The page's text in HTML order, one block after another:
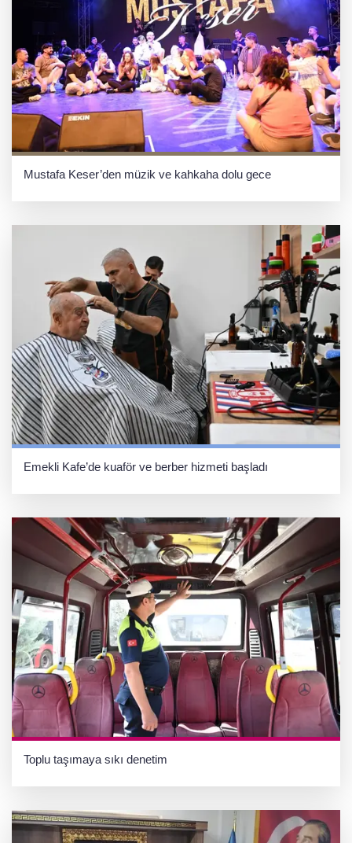
Mustafa Keser’den müzik ve kahkaha dolu gece
Emekli Kafe’de kuaför ve berber hizmeti başladı
Toplu taşımaya sıkı denetim